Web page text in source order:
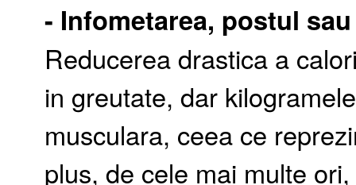
- Infometarea, postul
Reducerea drastica a
in greutate, dar
musculara, ceea ce
plus, de cele mai multe